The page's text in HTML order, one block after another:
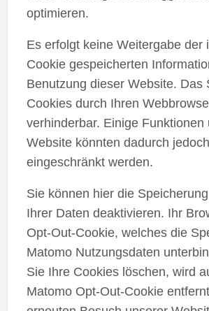
optimieren.
Es erfolgt keine Weitergabe der
Cookie gespeicherten
Benutzung dieser Website. Das
Cookies durch Ihren
verhinderbar. Einige Funktionen
Website könnten dadurch jedoch
eingeschränkt werden.
Sie können hier die
Ihrer Daten deaktivieren. Ihr
Opt-Out-Cookie, welches die
Matomo Nutzungsdaten
Sie Ihre Cookies löschen, wird
Matomo Opt-Out-Cookie